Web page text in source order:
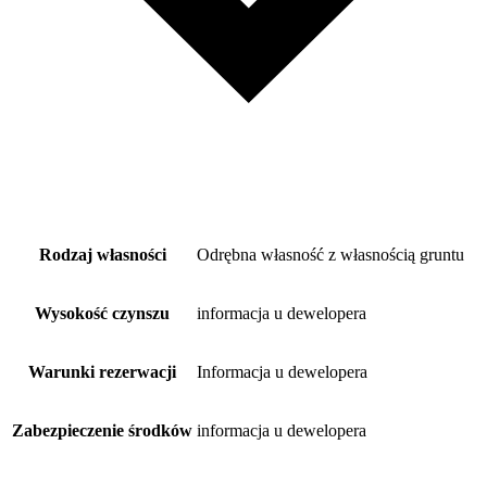
Rodzaj własności Odrębna własność z własnością gruntu
Wysokość czynszu informacja u dewelopera
Warunki rezerwacji Informacja u dewelopera
Zabezpieczenie środków informacja u dewelopera